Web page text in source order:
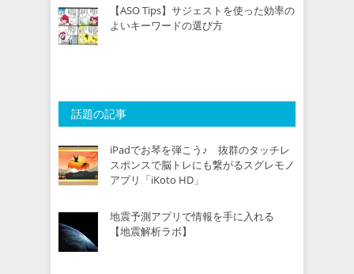
【ASO Tips】サジェストを使った効率の
よいキーワードの選び方
話題の記事
iPadでお琴を弾こう♪ 抜群のタッチレ
スポンスで脳トレにも繋がるスグレモノ
アプリ「iKoto HD」
地震予測アプリで情報を手に入れる
【地震解析ラボ】